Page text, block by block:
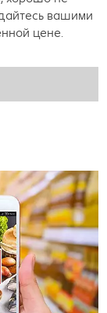
вашими
цене.